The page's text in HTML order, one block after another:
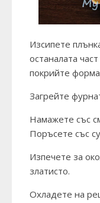
Изсипете
останалата
покрийте
Загрейте
Намажете със
Поръсете със
Изпечете за
златисто.
Охладете на